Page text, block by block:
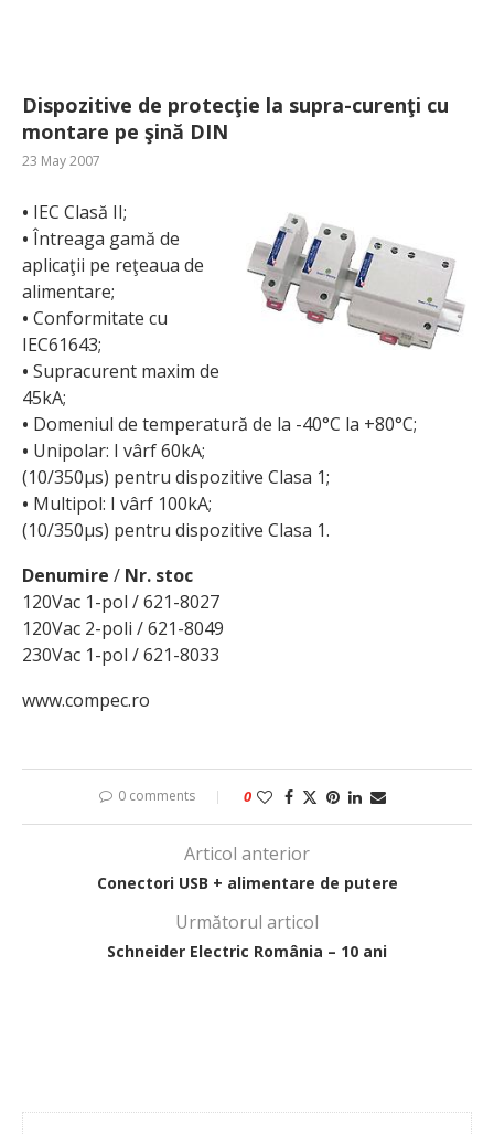
Dispozitive de protecţie la supra-curenţi cu
montare pe şină DIN
23 May 2007
• IEC Clasă II;
• Întreaga gamă de
aplicaţii pe reţeaua de
alimentare;
• Conformitate cu
IEC61643;
• Supracurent maxim de
45kA;
• Domeniul de temperatură de la -40°C la +80°C;
• Unipolar: I vârf 60kA;
(10/350µs) pentru dispozitive Clasa 1;
• Multipol: I vârf 100kA;
(10/350µs) pentru dispozitive Clasa 1.
Denumire / Nr. stoc
120Vac 1-pol / 621-8027
120Vac 2-poli / 621-8049
230Vac 1-pol / 621-8033
www.compec.ro
0 comments 0
Articol anterior
Conectori USB + alimentare de putere
Următorul articol
Schneider Electric România – 10 ani